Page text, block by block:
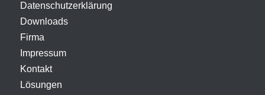
Datenschutzerklärung
Downloads
Firma
Impressum
Kontakt
Lösungen